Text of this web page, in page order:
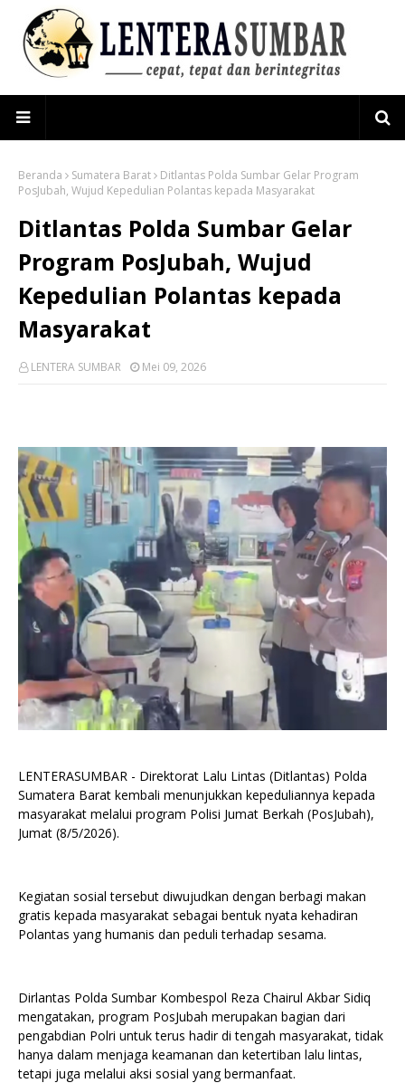
Beranda Sumatera Barat
Ditlantas Polda Sumbar Gelar Program
PosJubah, Wujud Kepedulian Polantas kepada Masyarakat
Ditlantas Polda Sumbar Gelar
Program PosJubah, Wujud
Kepedulian Polantas kepada
Masyarakat
LENTERA SUMBAR Mei 09, 2026
LENTERASUMBAR - Direktorat Lalu Lintas (Ditlantas) Polda
Sumatera Barat kembali menunjukkan kepeduliannya kepada
masyarakat melalui program Polisi Jumat Berkah (PosJubah),
Jumat (8/5/2026).
Kegiatan sosial tersebut diwujudkan dengan berbagi makan
gratis kepada masyarakat sebagai bentuk nyata kehadiran
Polantas yang humanis dan peduli terhadap sesama.
Dirlantas Polda Sumbar Kombespol Reza Chairul Akbar Sidiq
mengatakan, program PosJubah merupakan bagian dari
pengabdian Polri untuk terus hadir di tengah masyarakat, tidak
hanya dalam menjaga keamanan dan ketertiban lalu lintas,
tetapi juga melalui aksi sosial yang bermanfaat.